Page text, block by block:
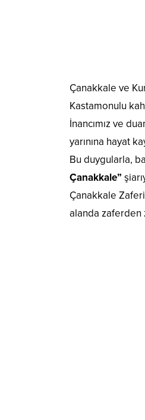
Çanakkale ve
Kastamonulu
İnancımız ve
yarınına hayat
Bu duygularla,
Çanakkale”
Çanakkale
alanda zaferden